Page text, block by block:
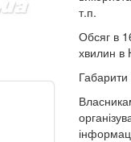
т.п.
Обсяг в
хвилин в